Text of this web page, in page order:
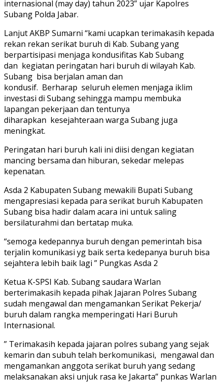
internasional (may day) tahun 2023” ujar Kapolres
Subang Polda Jabar.
Lanjut AKBP Sumarni “kami ucapkan terimakasih kepada
rekan rekan serikat buruh di Kab. Subang yang
berpartisipasi menjaga kondusifitas Kab Subang
dan kegiatan peringatan hari buruh di wilayah Kab.
Subang bisa berjalan aman dan
kondusif. Berharap seluruh elemen menjaga iklim
investasi di Subang sehingga mampu membuka
lapangan pekerjaan dan tentunya
diharapkan kesejahteraan warga Subang juga
meningkat.
Peringatan hari buruh kali ini diisi dengan kegiatan
mancing bersama dan hiburan, sekedar melepas
kepenatan.
Asda 2 Kabupaten Subang mewakili Bupati Subang
mengapresiasi kepada para serikat buruh Kabupaten
Subang bisa hadir dalam acara ini untuk saling
bersilaturahmi dan bertatap muka.
“semoga kedepannya buruh dengan pemerintah bisa
terjalin komunikasi yg baik serta kedepanya buruh bisa
sejahtera lebih baik lagi ” Pungkas Asda 2
Ketua K-SPSI Kab. Subang saudara Warlan
berterimakasih kepada pihak Jajaran Polres Subang
sudah mengawal dan mengamankan Serikat Pekerja/
buruh dalam rangka memperingati Hari Buruh
Internasional.
” Terimakasih kepada jajaran polres subang yang sejak
kemarin dan subuh telah berkomunikasi, mengawal dan
mengamankan anggota serikat buruh yang sedang
melaksanakan aksi unjuk rasa ke Jakarta” punkas Warlan